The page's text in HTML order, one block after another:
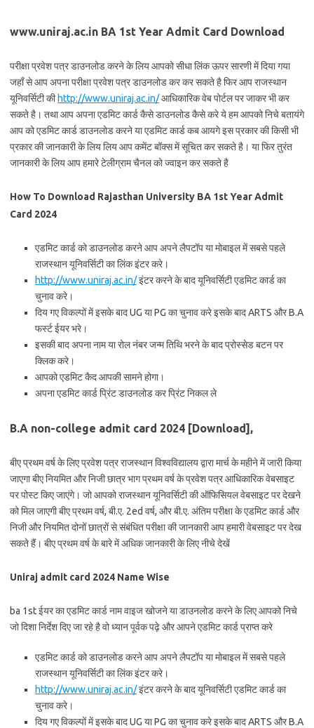
www.uniraj.ac.in BA 1st Year Admit Card Download
परीक्षा प्रवेश पत्र डाउनलोड करने के लिय आपको सीधा लिंक ऊपर सारणी में दिया गया
जहाँ से आप अपना परीक्षा प्रवेश पत्र डाउनलोड कर कर सकते है फिर आप राजस्थान
यूनिवर्सिटी की http://www.uniraj.ac.in/आधिकारिक वेब पोर्टल पर जाकर भी कर
सकते है। तथा आप अपना एडमिट कार्ड कैसे डाउनलोड कैसे करे ये हम आपको निचे बतायंगे
आप को एडमिट कार्ड डाउनलोड करने या एडमिट कार्ड कब आयगे इस प्रकार की किसी भी
प्रकार की जानकारी के लिय लिय आप कमेंट बॉक्स में सूचित कर सकते है। या फिर तुरंत
जानकारी के लिय आप हमारे टेलीग्राम चैनल को ज्वाइन कर सकते है
How To Download Rajasthan University BA 1st Year Admit
Card 2024
एडमिट कार्ड को डाउनलोड करने आप अपने लैपटॉप या मोबाइल में सबसे पहले
राजस्थान यूनिवर्सिटी का लिंक इंटर करे।
http://www.uniraj.ac.in/इंटर करने के बाद यूनिवर्सिटी एडमिट कार्ड का
चुनाव करे।
दिय गए विकल्पों में इसके बाद UG या PG का चुनाव करे इसके बाद ARTS और B.A
फर्स्ट ईयर भरे।
इसकी बाद अपना नाम या रोल नंबर जन्म तिथि भरने के बाद प्रोस्सेड बटन पर
क्लिक करे।
आपको एडमिट कैद आपकी सामने होगा।
अपना एडमिट कार्ड प्रिंट डाउनलोड कर प्रिंट निकल ले
B.A non-college admit card 2024 [Download],
बीए प्रथम वर्ष के लिए प्रवेश पत्र राजस्थान विश्वविद्यालय द्वारा मार्च के महीने में जारी किया
जाएगा बीए नियमित और निजी छात्र भाग प्रथम वर्ष के प्रवेश पत्र आधिकारिक वेबसाइट
पर पोस्ट किए जाएंगे। जो आपको राजस्थान यूनिवर्सिटी की ऑफिसियल वेबसाइट पर देखने
को मिल जाएगी बीए प्रथम वर्ष, बी.ए. 2ed वर्ष, और बी.ए. अंतिम परीक्षा के एडमिट कार्ड और
निजी और नियमित दोनों छात्रों से संबंधित परीक्षा की जानकारी आप हमारी वेबसाइट पर देख
सकते हैं। बीए प्रथम वर्ष के बारे में अधिक जानकारी के लिए नीचे देखें
Uniraj admit card 2024 Name Wise
ba 1st ईयर का एडमिट कार्ड नाम वाइज खोजने या डाउनलोड करने के लिए आपको निचे
जो दिशा निर्देश दिए जा रहे है वो ध्यान पूर्वक पढ़े और आपने एडमिट कार्ड प्राप्त करे
एडमिट कार्ड को डाउनलोड करने आप अपने लैपटॉप या मोबाइल में सबसे पहले
राजस्थान यूनिवर्सिटी का लिंक इंटर करे।
http://www.uniraj.ac.in/इंटर करने के बाद यूनिवर्सिटी एडमिट कार्ड का
चुनाव करे।
दिय गए विकल्पों में इसके बाद UG या PG का चुनाव करे इसके बाद ARTS और B.A